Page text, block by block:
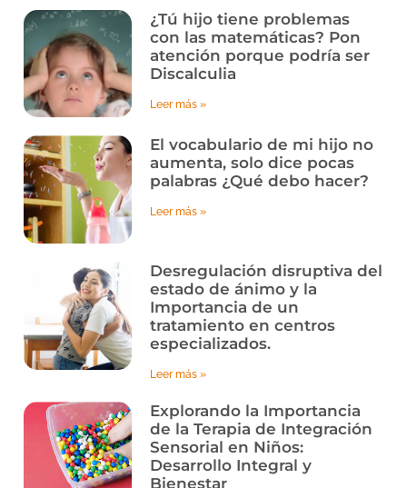
¿Tú hijo tiene problemas
con las matemáticas? Pon
atención porque podría ser
Discalculia
Leer más »
El vocabulario de mi hijo no
aumenta, solo dice pocas
palabras ¿Qué debo hacer?
Leer más »
Desregulación disruptiva del
estado de ánimo y la
Importancia de un
tratamiento en centros
especializados.
Leer más »
Explorando la Importancia
de la Terapia de Integración
Sensorial en Niños:
Desarrollo Integral y
Bienestar